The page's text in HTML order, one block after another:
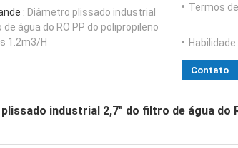
: Diâmetro plissado industrial
de água do RO PP do polipropileno
1.2m3/H
Termos
Contato
industrial 2,7" do filtro de água do